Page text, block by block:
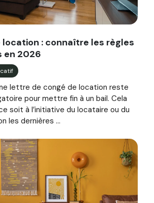
"Lettre congé location :
: connaître les règles
en 2026
lettre de congé de location reste
pour mettre fin à un bail. Cela
soit à l’initiative du locataire ou du
les dernières ...